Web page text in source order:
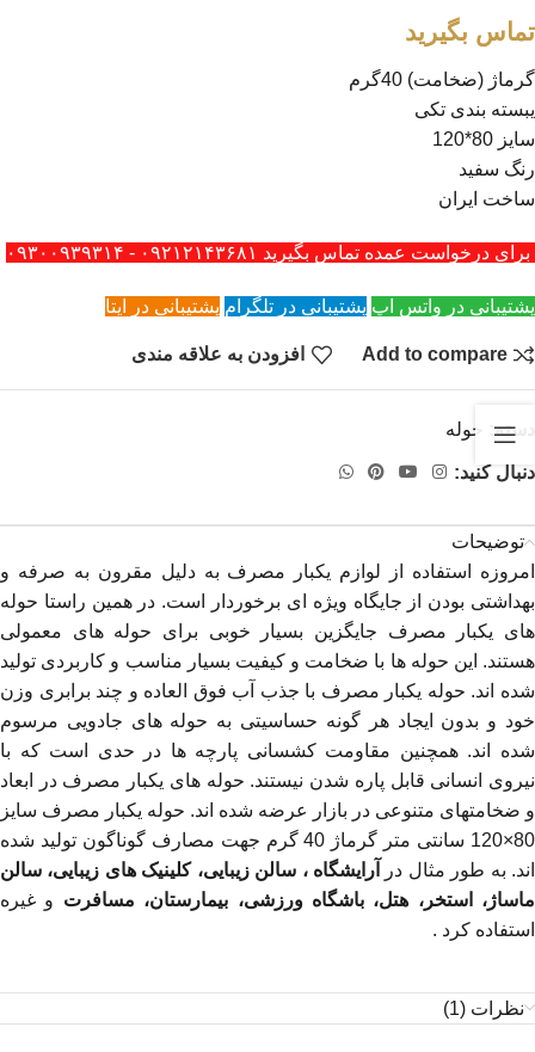
تماس بگیرید
گرماژ (ضخامت) 40گرم
یبسته بندی تکی
سایز 80*120
رنگ سفید
ساخت ایران
برای درخواست عمده تماس بگیرید ۰۹۲۱۲۱۴۳۶۸۱ - ۰۹۳۰۰۹۳۹۳۱۴
پشتیبانی در واتس اپ پشتیبانی در تلگرام پشتیبانی در ایتا
Add to compare افزودن به علاقه مندی
دسته: حوله
دنبال کنید:
توضیحات
امروزه استفاده از لوازم یکبار مصرف به دلیل مقرون به صرفه و
بهداشتی بودن از جایگاه ویژه ای برخوردار است. در همین راستا حوله
های یکبار مصرف جایگزین بسیار خوبی برای حوله های معمولی
هستند. این حوله ها با ضخامت و کیفیت بسیار مناسب و کاربردی تولید
شده اند. حوله یکبار مصرف با جذب آب فوق العاده و چند برابری وزن
خود و بدون ایجاد هر گونه حساسیتی به حوله های جادویی مرسوم
شده اند. همچنین مقاومت کشسانی پارچه ها در حدی است که با
نیروی انسانی قابل پاره شدن نیستند. حوله های یکبار مصرف در ابعاد
و ضخامتهای متنوعی در بازار عرضه شده اند. حوله یکبار مصرف سایز
80×120 سانتی متر گرماژ 40 گرم جهت مصارف گوناگون تولید شده
اند. به طور مثال در
آرایشگاه ، سالن زیبایی، کلینیک های زیبایی، سالن
ماساژ، استخر، هتل، باشگاه ورزشی، بیمارستان، مسافرت و غیره
استفاده کرد .
نظرات (1)